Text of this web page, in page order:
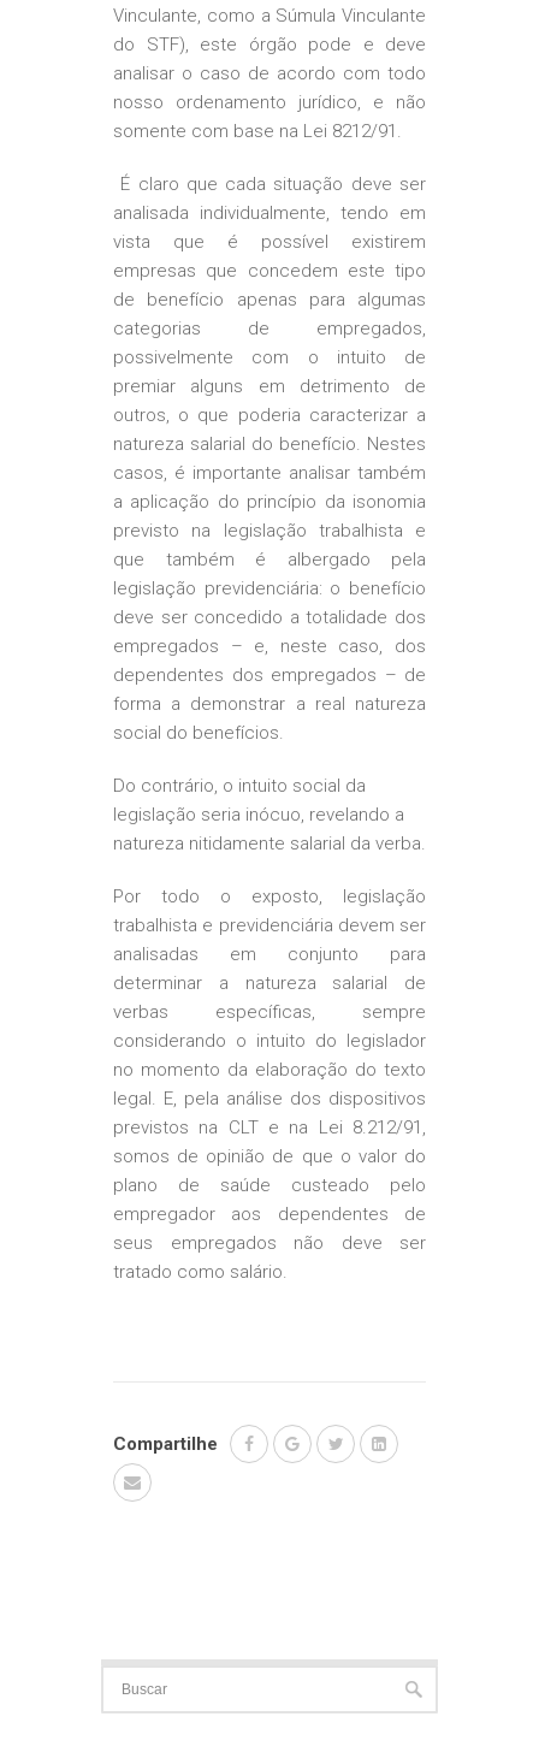
Vinculante, como a Súmula Vinculante
do STF), este órgão pode e deve
analisar o caso de acordo com todo
nosso ordenamento jurídico, e não
somente com base na Lei 8212/91.
É claro que cada situação deve ser
analisada individualmente, tendo em
vista que é possível existirem
empresas que concedem este tipo
de benefício apenas para algumas
categorias de empregados,
possivelmente com o intuito de
premiar alguns em detrimento de
outros, o que poderia caracterizar a
natureza salarial do benefício. Nestes
casos, é importante analisar também
a aplicação do princípio da isonomia
previsto na legislação trabalhista e
que também é albergado pela
legislação previdenciária: o benefício
deve ser concedido a totalidade dos
empregados – e, neste caso, dos
dependentes dos empregados – de
forma a demonstrar a real natureza
social do benefícios.
Do contrário, o intuito social da
legislação seria inócuo, revelando a
natureza nitidamente salarial da verba.
Por todo o exposto, legislação
trabalhista e previdenciária devem ser
analisadas em conjunto para
determinar a natureza salarial de
verbas específicas, sempre
considerando o intuito do legislador
no momento da elaboração do texto
legal. E, pela análise dos dispositivos
previstos na CLT e na Lei 8.212/91,
somos de opinião de que o valor do
plano de saúde custeado pelo
empregador aos dependentes de
seus empregados não deve ser
tratado como salário.
Compartilhe